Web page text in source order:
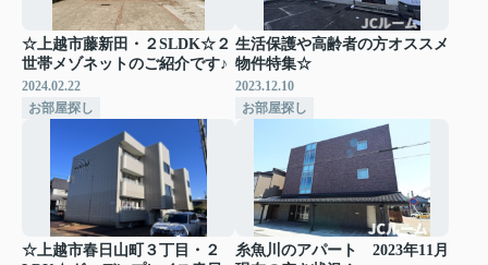
☆上越市藤新田・２SLDK☆２
世帯メゾネットのご紹介です♪
2024.02.22
お部屋探し
生活保護や高齢者の方オススメ
物件特集☆
2023.12.10
お部屋探し
☆上越市春日山町３丁目・２
糸魚川のアパート 2023年11月